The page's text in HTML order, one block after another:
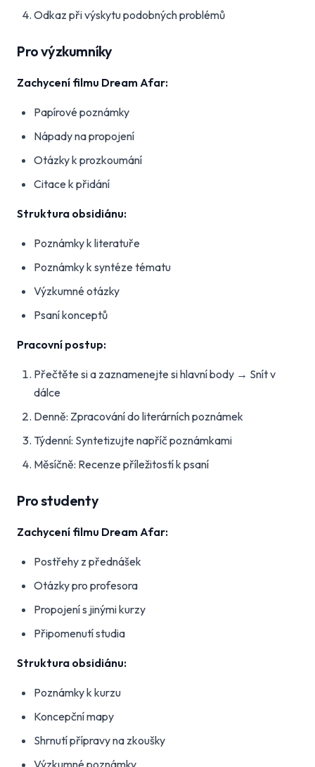
Odkaz při výskytu podobných problémů
Pro výzkumníky
Zachycení filmu Dream Afar:
Papírové poznámky
Nápady na propojení
Otázky k prozkoumání
Citace k přidání
Struktura obsidiánu:
Poznámky k literatuře
Poznámky k syntéze tématu
Výzkumné otázky
Psaní konceptů
Pracovní postup:
Přečtěte si a zaznamenejte si hlavní body → Snít v
dálce
Denně: Zpracování do literárních poznámek
Týdenní: Syntetizujte napříč poznámkami
Měsíčně: Recenze příležitostí k psaní
Pro studenty
Zachycení filmu Dream Afar:
Postřehy z přednášek
Otázky pro profesora
Propojení s jinými kurzy
Připomenutí studia
Struktura obsidiánu:
Poznámky k kurzu
Koncepční mapy
Shrnutí přípravy na zkoušky
Výzkumné poznámky